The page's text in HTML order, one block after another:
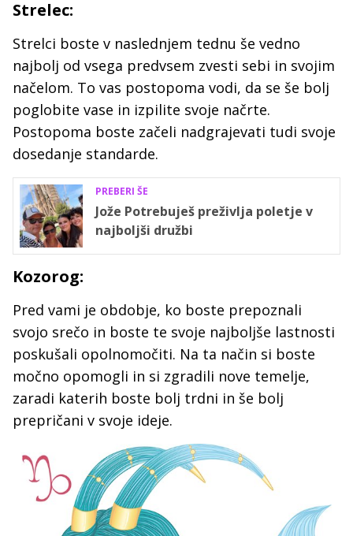
Strelec:
Strelci boste v naslednjem tednu še vedno
najbolj od vsega predvsem zvesti sebi in svojim
načelom. To vas postopoma vodi, da se še bolj
poglobite vase in izpilite svoje načrte.
Postopoma boste začeli nadgrajevati tudi svoje
dosedanje standarde.
PREBERI ŠE
Jože Potrebuješ preživlja poletje v
najboljši družbi
Kozorog:
Pred vami je obdobje, ko boste prepoznali
svojo srečo in boste te svoje najboljše lastnosti
poskušali opolnomočiti. Na ta način si boste
močno opomogli in si zgradili nove temelje,
zaradi katerih boste bolj trdni in še bolj
prepričani v svoje ideje.